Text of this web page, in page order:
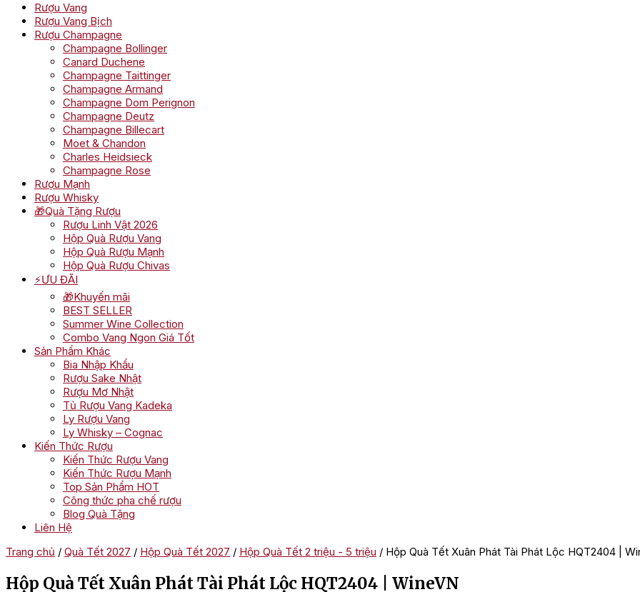
Rượu Vang
Rượu Vang Bịch
Rượu Champagne
Champagne Bollinger
Canard Duchene
Champagne Taittinger
Champagne Armand
Champagne Dom Perignon
Champagne Deutz
Champagne Billecart
Moet & Chandon
Charles Heidsieck
Champagne Rose
Rượu Mạnh
Rượu Whisky
🎁Quà Tặng Rượu
Rượu Linh Vật 2026
Hộp Quà Rượu Vang
Hộp Quà Rượu Mạnh
Hộp Quà Rượu Chivas
⚡ƯU ĐÃI
🎁Khuyến mãi
BEST SELLER
Summer Wine Collection
Combo Vang Ngon Giá Tốt
Sản Phẩm Khác
Bia Nhập Khẩu
Rượu Sake Nhật
Rượu Mơ Nhật
Tủ Rượu Vang Kadeka
Ly Rượu Vang
Ly Whisky – Cognac
Kiến Thức Rượu
Kiến Thức Rượu Vang
Kiến Thức Rượu Mạnh
Top Sản Phẩm HOT
Công thức pha chế rượu
Blog Quà Tặng
Liên Hệ
Trang chủ / Quà Tết 2027 / Hộp Quà Tết 2027 / Hộp Quà Tết 2 triệu - 5 triệu / Hộp Quà Tết Xuân Phát Tài Phát Lộc HQT2404 |
Hộp Quà Tết Xuân Phát Tài Phát Lộc HQT2404 | WineVN